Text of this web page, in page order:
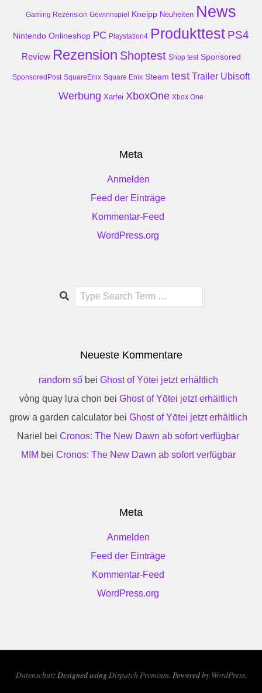
Gaming Rezension Gewinnspiel Kneipp Neuheiten News
Nintendo Onlineshop PC Playstation4 Produkttest PS4
Review Rezension Shoptest Shop test Sponsored
SponsoredPost SquareEnix Square Enix Steam test Trailer Ubisoft
Werbung Xarfei XboxOne Xbox One
Meta
Anmelden
Feed der Einträge
Kommentar-Feed
WordPress.org
Search
Neueste Kommentare
random sốbei Ghost of Yōtei jetzt erhältlich
vòng quay lựa chọn bei Ghost of Yōtei jetzt erhältlich
grow a garden calculatorbei Ghost of Yōtei jetzt erhältlich
Nariel bei Cronos: The New Dawn ab sofort verfügbar
MIM bei Cronos: The New Dawn ab sofort verfügbar
Meta
Anmelden
Feed der Einträge
Kommentar-Feed
WordPress.org
DatenschutzDesigned usingDispatch Premium. Powered by WordPress.